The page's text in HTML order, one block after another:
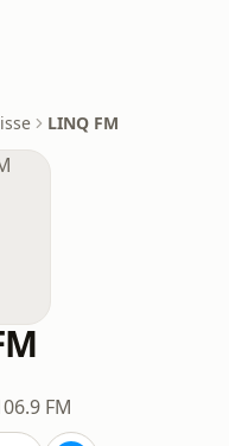
LINQ FM
FM